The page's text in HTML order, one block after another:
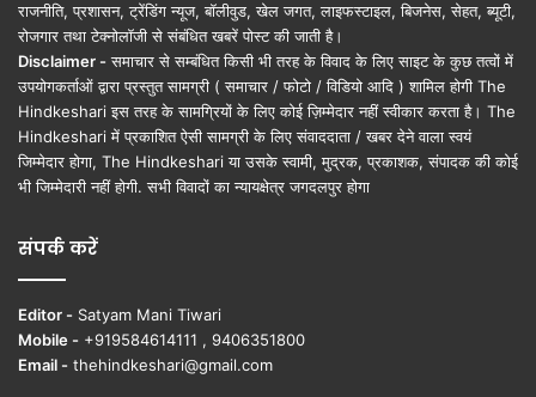
राजनीति, प्रशासन, ट्रेंडिंग न्यूज, बॉलीवुड, खेल जगत, लाइफस्टाइल, बिजनेस, सेहत, ब्यूटी,
रोजगार तथा टेक्नोलॉजी से संबंधित खबरें पोस्ट की जाती है।
Disclaimer - समाचार से सम्बंधित किसी भी तरह के विवाद के लिए साइट के कुछ तत्वों में
उपयोगकर्ताओं द्वारा प्रस्तुत सामग्री ( समाचार / फोटो / विडियो आदि ) शामिल होगी The
Hindkeshari इस तरह के सामग्रियों के लिए कोई ज़िम्मेदार नहीं स्वीकार करता है। The
Hindkeshari में प्रकाशित ऐसी सामग्री के लिए संवाददाता / खबर देने वाला स्वयं
जिम्मेदार होगा, The Hindkeshari या उसके स्वामी, मुद्रक, प्रकाशक, संपादक की कोई
भी जिम्मेदारी नहीं होगी. सभी विवादों का न्यायक्षेत्र जगदलपुर होगा
संपर्क करें
Editor - Satyam Mani Tiwari
Mobile - +919584614111 , 9406351800
Email - thehindkeshari@gmail.com